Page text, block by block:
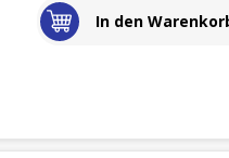
In den